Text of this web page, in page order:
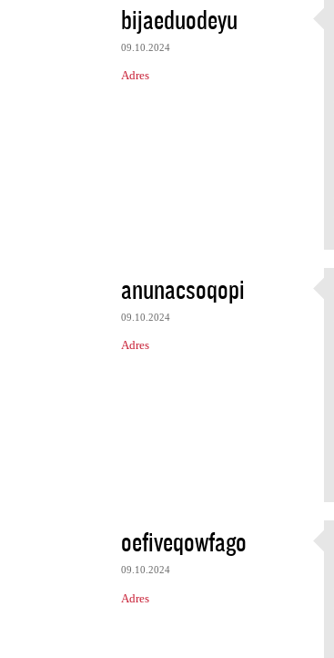
bijaeduodeyu
09.10.2024
Adres
anunacsoqopi
09.10.2024
Adres
oefiveqowfago
09.10.2024
Adres